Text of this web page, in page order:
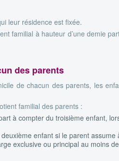
leur résidence est fixée.
familial à hauteur d’une demie
des parents
de chacun des parents, les
familial des parents :
à compter du troisième enfant,
enfant si le parent
exclusive ou principal au moins